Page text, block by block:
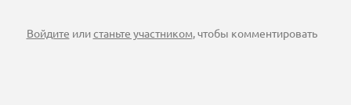
Войдите илистаньте участником, чтобы комментировать